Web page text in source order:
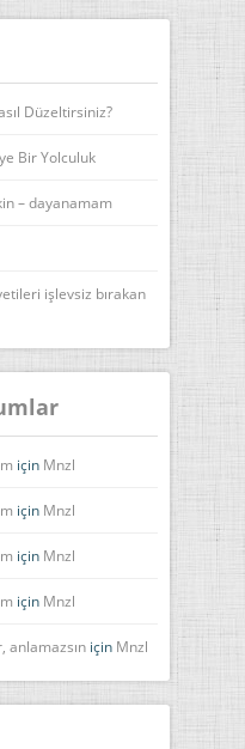
Düzeltirsiniz?
Bir Yolculuk
– dayanamam
işlevsiz bırakan
için Mnzl
için Mnzl
için Mnzl
için Mnzl
anlamazsın için Mnzl